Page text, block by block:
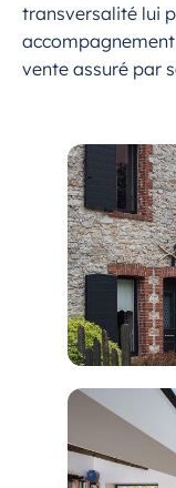
transversalité lui
accompagnement
vente assuré par